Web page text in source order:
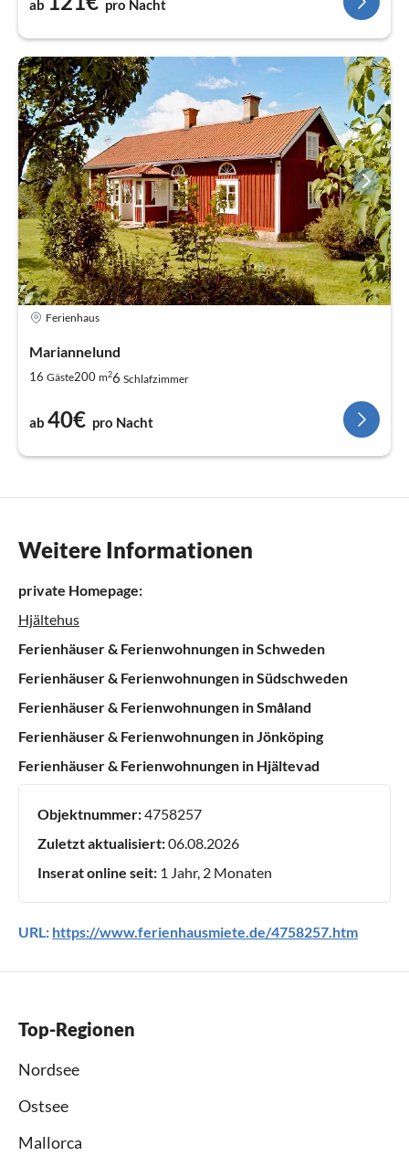
ab pro Nacht
Ferienhaus
Mariannelund
16 Gäste200 m26 Schlafzimmer
ab 40€ pro Nacht
Weitere Informationen
private Homepage:
Hjältehus
Ferienhäuser & Ferienwohnungen in Schweden
Ferienhäuser & Ferienwohnungen in Südschweden
Ferienhäuser & Ferienwohnungen in Småland
Ferienhäuser & Ferienwohnungen in Jönköping
Ferienhäuser & Ferienwohnungen in Hjältevad
Objektnummer:4758257
Zuletzt aktualisiert:06.08.2026
Inserat online seit: 1 Jahr, 2 Monaten
URL: https://www.ferienhausmiete.de/4758257.htm
Top-Regionen
Nordsee
Ostsee
Mallorca